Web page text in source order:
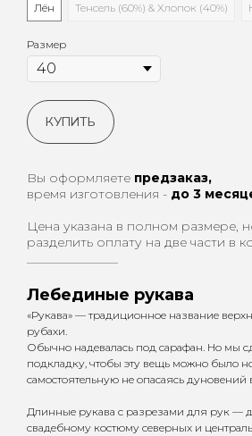
Лён
Тенсель (60%) & Хлопок (40%)
Размер
КУПИТЬ
Вы оформляете предзаказ,
время изготовления - до 3
Цена указана в полном размере,
разделить оплату на две части в
Лебединые рукава
«Рукава» — традиционное название
рубахи.
Обычно надевалась под сарафан. Но мы
подкладку, чтобы эту вещь можно было
самостоятельную не опасаясь дуновений
Длинные рукава с разрезами для рук —
свадебному костюму северных и